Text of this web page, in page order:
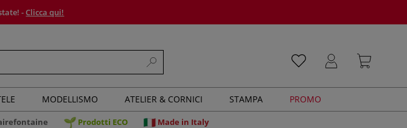
-Clicca qui!
MODELLISMO ATELIER & CORNICI STAMPA PROMO
Prodotti ECO Made in Italy